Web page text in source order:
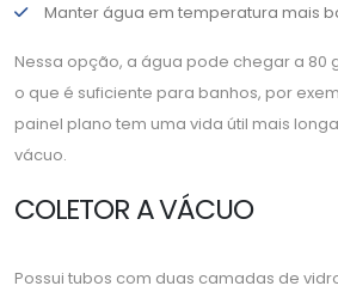
Manter água em temperatura mais
Nessa opção, a água pode chegar a 80
o que é suficiente para banhos, por
painel plano tem uma vida útil mais
vácuo.
COLETOR A VÁCUO
Possui tubos com duas camadas de